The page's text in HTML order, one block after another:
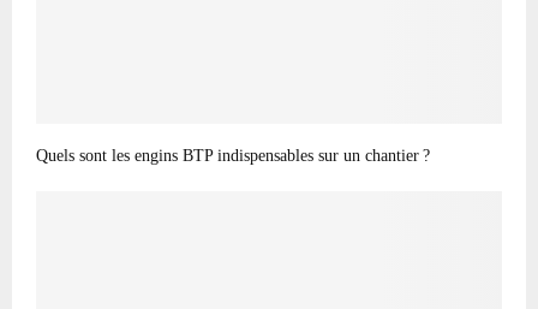
Quels sont les engins BTP indispensables sur un chantier ?